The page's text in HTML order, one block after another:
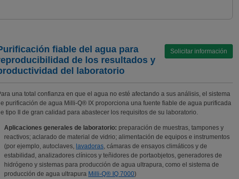
Solicitar información
fiable del agua para
de los resultados y
del laboratorio
una total confianza en que el agua no esté afectando a sus análisis, el sistema
purificación de agua Milli-Q® IX proporciona una fuente fiable de agua purificada
tipo II de gran calidad para abastecer los requisitos de su laboratorio.
Aplicaciones generales de laboratorio: preparación de muestras, tampones y
reactivos; aclarado de material de vidrio; alimentación de equipos e instrumentos
(por ejemplo, autoclaves, lavadoras, cámaras de ensayos climáticos y de
estabilidad, analizadores clínicos y teñidores de portaobjetos, generadores de
hidrógeno y sistemas para producción de agua ultrapura, como el sistema de
producción de agua ultrapura Milli-Q® IQ 7000)